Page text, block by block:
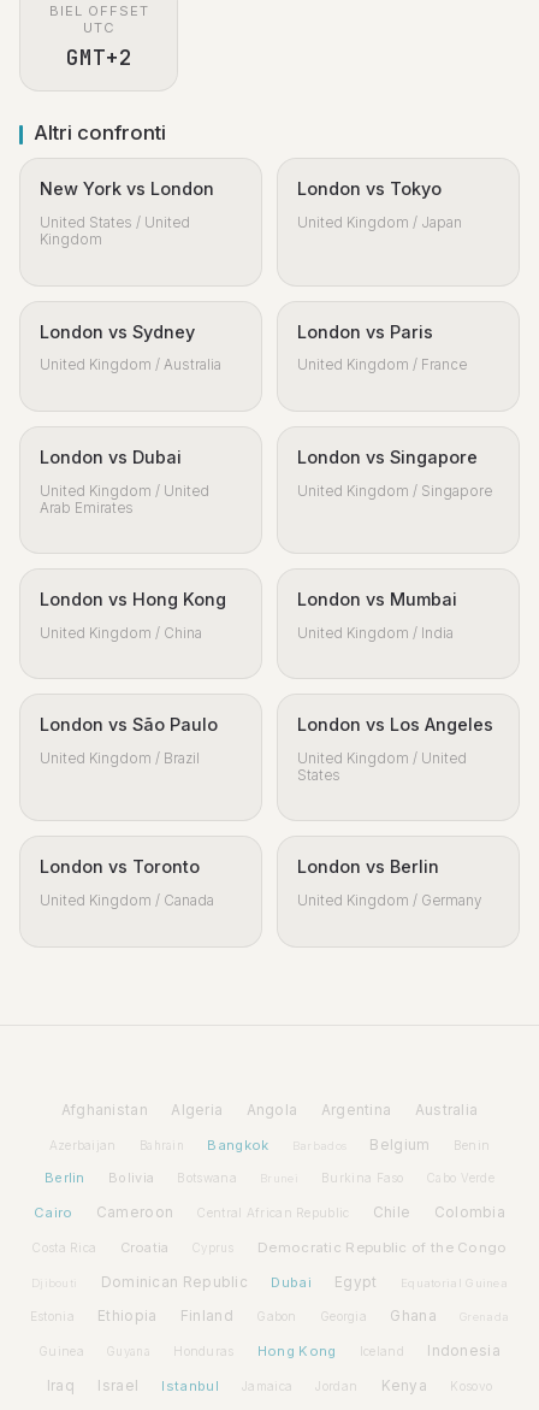
BIEL OFFSET
UTC
GMT+2
Altri confronti
New York vs London
United States / United
Kingdom
London vs Tokyo
United Kingdom / Japan
London vs Sydney
United Kingdom / Australia
London vs Paris
United Kingdom / France
London vs Dubai
United Kingdom / United
Arab Emirates
London vs Singapore
United Kingdom / Singapore
London vs Hong Kong
United Kingdom / China
London vs Mumbai
United Kingdom / India
London vs São Paulo
United Kingdom / Brazil
London vs Los Angeles
United Kingdom / United
States
London vs Toronto
United Kingdom / Canada
London vs Berlin
United Kingdom / Germany
Afghanistan Algeria Angola Argentina Australia
Azerbaijan Bahrain Bangkok Barbados Belgium Benin
Berlin Bolivia Botswana Brunei Burkina Faso Cabo Verde
Cairo Cameroon Central African Republic Chile Colombia
Costa Rica Croatia Cyprus Democratic Republic of the Congo
Djibouti Dominican Republic Dubai Egypt Equatorial Guinea
Estonia Ethiopia Finland Gabon Georgia Ghana Grenada
Guinea Guyana Honduras Hong Kong Iceland Indonesia
Iraq Israel Istanbul Jamaica Jordan Kenya Kosovo